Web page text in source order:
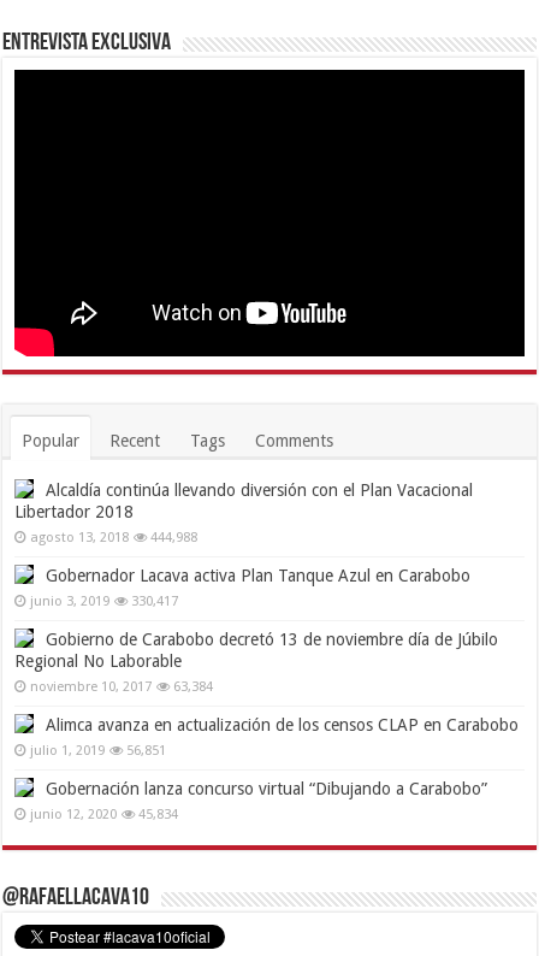
Entrevista Exclusiva
Popular Recent Tags Comments
Alcaldía continúa llevando diversión con el Plan Vacacional
Libertador 2018
agosto 13, 2018 444,988
Gobernador Lacava activa Plan Tanque Azul en Carabobo
junio 3, 2019 330,417
Gobierno de Carabobo decretó 13 de noviembre día de Júbilo
Regional No Laborable
noviembre 10, 2017 63,384
Alimca avanza en actualización de los censos CLAP en Carabobo
julio 1, 2019 56,851
Gobernación lanza concurso virtual “Dibujando a Carabobo”
junio 12, 2020 45,834
@RafaelLacava10